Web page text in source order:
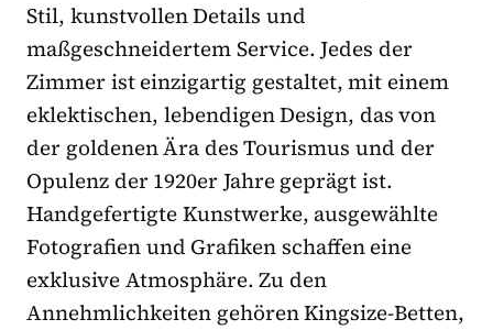
Stil, kunstvollen Details und
maßgeschneidertem Service. Jedes der
Zimmer ist einzigartig gestaltet, mit einem
eklektischen, lebendigen Design, das von
der goldenen Ära des Tourismus und der
Opulenz der 1920er Jahre geprägt ist.
Handgefertigte Kunstwerke, ausgewählte
Fotografien und Grafiken schaffen eine
exklusive Atmosphäre. Zu den
Annehmlichkeiten gehören Kingsize-Betten,